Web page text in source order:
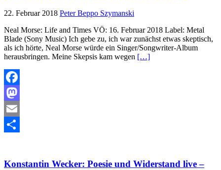
22. Februar 2018 Peter Beppo Szymanski
Neal Morse: Life and Times VÖ: 16. Februar 2018 Label: Metal
Blade (Sony Music) Ich gebe zu, ich war zunächst etwas skeptisch,
als ich hörte, Neal Morse würde ein Singer/Songwriter-Album
herausbringen. Meine Skepsis kam wegen […]
Facebook
Mastodon
Email
Konstantin Wecker: Poesie und Widerstand live –